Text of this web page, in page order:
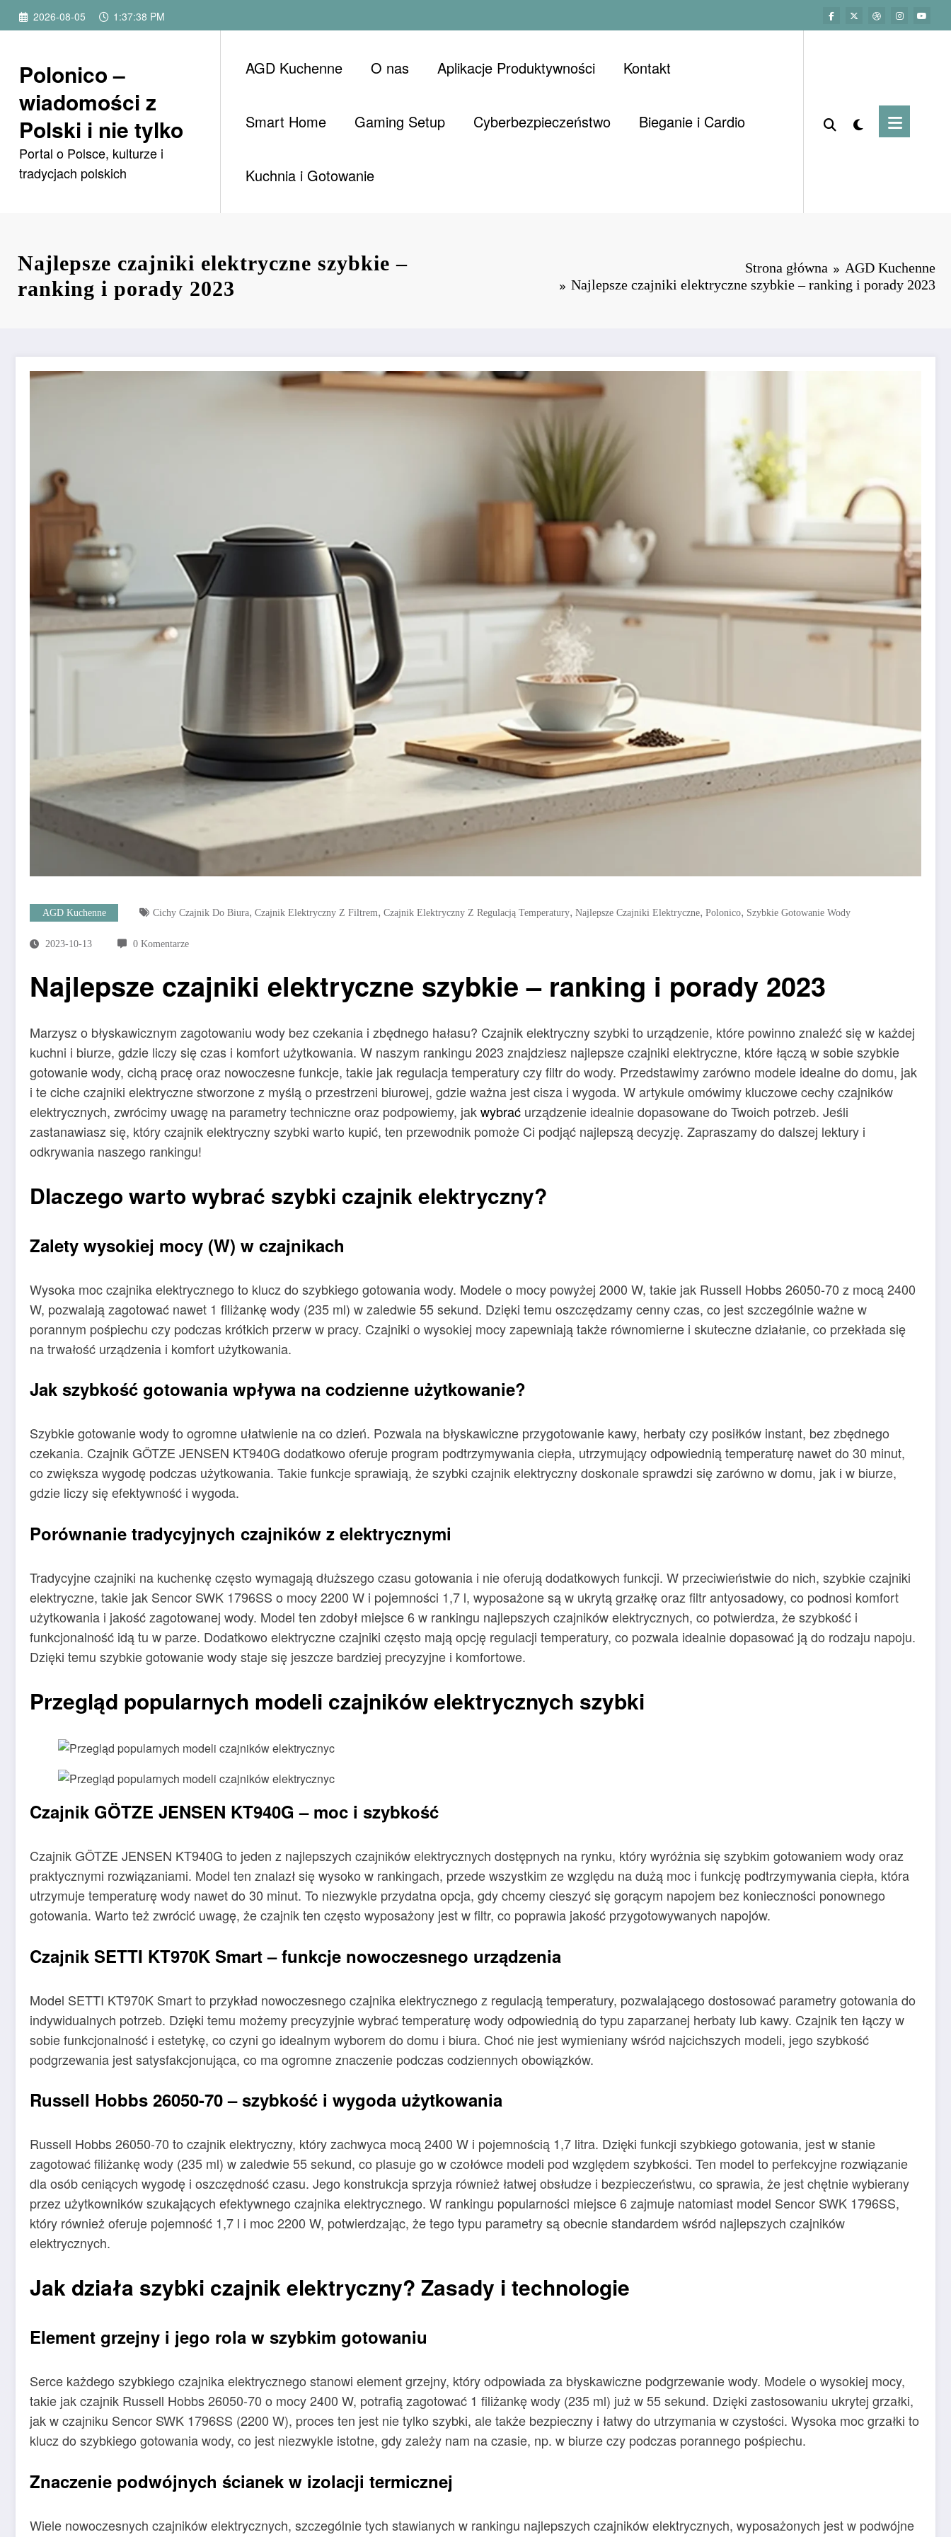
Przejdź 2026-08-05 1:37:40 PM
Polonico –
wiadomości z
Polski i nie tylko
Portal o Polsce, kulturze i
tradycjach polskich
AGD Kuchenne O nas Aplikacje Produktywności Kontakt
Smart Home Gaming Setup Cyberbezpieczeństwo Bieganie i Cardio
Kuchnia i Gotowanie
Najlepsze czajniki elektryczne szybkie –
ranking i porady 2023
Strona główna
AGD Kuchenne
Najlepsze czajniki elektryczne szybkie – ranking i porady 2023
AGD Kuchenne Cichy Czajnik Do Biura, Czajnik Elektryczny Z Filtrem, Czajnik Elektryczny Z Regulacją Temperatury, Najlepsze Czajniki Elektryczne, Polonico, Szybkie Gotowanie Wody
2023-10-13 0 Komentarze
Najlepsze czajniki elektryczne szybkie – ranking i porady 2023
Marzysz o błyskawicznym zagotowaniu wody bez czekania i zbędnego hałasu? Czajnik elektryczny szybki to urządzenie, które powinno znaleźć się w każdej
kuchni i biurze, gdzie liczy się czas i komfort użytkowania. W naszym rankingu 2023 znajdziesz najlepsze czajniki elektryczne, które łączą w sobie szybkie
gotowanie wody, cichą pracę oraz nowoczesne funkcje, takie jak regulacja temperatury czy filtr do wody. Przedstawimy zarówno modele idealne do domu, jak
i te ciche czajniki elektryczne stworzone z myślą o przestrzeni biurowej, gdzie ważna jest cisza i wygoda. W artykule omówimy kluczowe cechy czajników
elektrycznych, zwrócimy uwagę na parametry techniczne oraz podpowiemy, jakwybrać urządzenie idealnie dopasowane do Twoich potrzeb. Jeśli
zastanawiasz się, który czajnik elektryczny szybki warto kupić, ten przewodnik pomoże Ci podjąć najlepszą decyzję. Zapraszamy do dalszej lektury i
odkrywania naszego rankingu!
Dlaczego warto wybrać szybki czajnik elektryczny?
Zalety wysokiej mocy (W) w czajnikach
Wysoka moc czajnika elektrycznego to klucz do szybkiego gotowania wody. Modele o mocy powyżej 2000 W, takie jak Russell Hobbs 26050-70 z mocą 2400
W, pozwalają zagotować nawet 1 filiżankę wody (235 ml) w zaledwie 55 sekund. Dzięki temu oszczędzamy cenny czas, co jest szczególnie ważne w
porannym pośpiechu czy podczas krótkich przerw w pracy. Czajniki o wysokiej mocy zapewniają także równomierne i skuteczne działanie, co przekłada się
na trwałość urządzenia i komfort użytkowania.
Jak szybkość gotowania wpływa na codzienne użytkowanie?
Szybkie gotowanie wody to ogromne ułatwienie na co dzień. Pozwala na błyskawiczne przygotowanie kawy, herbaty czy posiłków instant, bez zbędnego
czekania. Czajnik GÖTZE JENSEN KT940G dodatkowo oferuje program podtrzymywania ciepła, utrzymujący odpowiednią temperaturę nawet do 30 minut,
co zwiększa wygodę podczas użytkowania. Takie funkcje sprawiają, że szybki czajnik elektryczny doskonale sprawdzi się zarówno w domu, jak i w biurze,
gdzie liczy się efektywność i wygoda.
Porównanie tradycyjnych czajników z elektrycznymi
Tradycyjne czajniki na kuchenkę często wymagają dłuższego czasu gotowania i nie oferują dodatkowych funkcji. W przeciwieństwie do nich, szybkie czajniki
elektryczne, takie jak Sencor SWK 1796SS o mocy 2200 W i pojemności 1,7 l, wyposażone są w ukrytą grzałkę oraz filtr antyosadowy, co podnosi komfort
użytkowania i jakość zagotowanej wody. Model ten zdobył miejsce 6 w rankingu najlepszych czajników elektrycznych, co potwierdza, że szybkość i
funkcjonalność idą tu w parze. Dodatkowo elektryczne czajniki często mają opcję regulacji temperatury, co pozwala idealnie dopasować ją do rodzaju napoju.
Dzięki temu szybkie gotowanie wody staje się jeszcze bardziej precyzyjne i komfortowe.
Przegląd popularnych modeli czajników elektrycznych szybki
Czajnik GÖTZE JENSEN KT940G – moc i szybkość
Czajnik GÖTZE JENSEN KT940G to jeden z najlepszych czajników elektrycznych dostępnych na rynku, który wyróżnia się szybkim gotowaniem wody oraz
praktycznymi rozwiązaniami. Model ten znalazł się wysoko w rankingach, przede wszystkim ze względu na dużą moc i funkcję podtrzymywania ciepła, która
utrzymuje temperaturę wody nawet do 30 minut. To niezwykle przydatna opcja, gdy chcemy cieszyć się gorącym napojem bez konieczności ponownego
gotowania. Warto też zwrócić uwagę, że czajnik ten często wyposażony jest w filtr, co poprawia jakość przygotowywanych napojów.
Czajnik SETTI KT970K Smart – funkcje nowoczesnego urządzenia
Model SETTI KT970K Smart to przykład nowoczesnego czajnika elektrycznego z regulacją temperatury, pozwalającego dostosować parametry gotowania do
indywidualnych potrzeb. Dzięki temu możemy precyzyjnie wybrać temperaturę wody odpowiednią do typu zaparzanej herbaty lub kawy. Czajnik ten łączy w
sobie funkcjonalność i estetykę, co czyni go idealnym wyborem do domu i biura. Choć nie jest wymieniany wśród najcichszych modeli, jego szybkość
podgrzewania jest satysfakcjonująca, co ma ogromne znaczenie podczas codziennych obowiązków.
Russell Hobbs 26050-70 – szybkość i wygoda użytkowania
Russell Hobbs 26050-70 to czajnik elektryczny, który zachwyca mocą 2400 W i pojemnością 1,7 litra. Dzięki funkcji szybkiego gotowania, jest w stanie
zagotować filiżankę wody (235 ml) w zaledwie 55 sekund, co plasuje go w czołówce modeli pod względem szybkości. Ten model to perfekcyjne rozwiązanie
dla osób ceniących wygodę i oszczędność czasu. Jego konstrukcja sprzyja również łatwej obsłudze i bezpieczeństwu, co sprawia, że jest chętnie wybierany
przez użytkowników szukających efektywnego czajnika elektrycznego. W rankingu popularności miejsce 6 zajmuje natomiast model Sencor SWK 1796SS,
który również oferuje pojemność 1,7 l i moc 2200 W, potwierdzając, że tego typu parametry są obecnie standardem wśród najlepszych czajników
elektrycznych.
Jak działa szybki czajnik elektryczny? Zasady i technologie
Element grzejny i jego rola w szybkim gotowaniu
Serce każdego szybkiego czajnika elektrycznego stanowi element grzejny, który odpowiada za błyskawiczne podgrzewanie wody. Modele o wysokiej mocy,
takie jak czajnik Russell Hobbs 26050-70 o mocy 2400 W, potrafią zagotować 1 filiżankę wody (235 ml) już w 55 sekund. Dzięki zastosowaniu ukrytej grzałki,
jak w czajniku Sencor SWK 1796SS (2200 W), proces ten jest nie tylko szybki, ale także bezpieczny i łatwy do utrzymania w czystości. Wysoka moc grzałki to
klucz do szybkiego gotowania wody, co jest niezwykle istotne, gdy zależy nam na czasie, np. w biurze czy podczas porannego pośpiechu.
Znaczenie podwójnych ścianek w izolacji termicznej
Wiele nowoczesnych czajników elektrycznych, szczególnie tych stawianych w rankingu najlepszych czajników elektrycznych, wyposażonych jest w podwójne